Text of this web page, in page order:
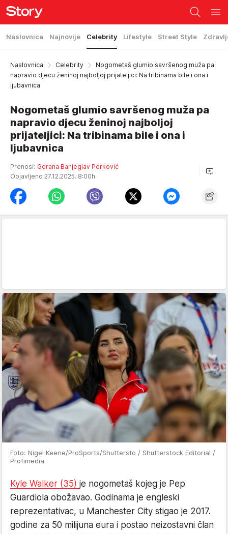
Naslovnica Najnovije Celebrity Lifestyle Street Style
Naslovnica Celebrity
Nogometaš glumio savršenog muža pa
napravio djecu ženinoj najboljoj prijateljici: Na tribinama bile i ona i
ljubavnica
Nogometaš glumio savršenog muža pa
napravio djecu ženinoj najboljoj
prijateljici: Na tribinama bile i ona i
ljubavnica
Prenosi: Gorana Banjeglav Perković
Objavljeno 27.12.2025. 8:00h
Foto: Nigel Keene/ProSports/Shuttersto / Shutterstock Editorial /
Profimedia
Kyle Walker (35) je nogometaš kojeg je Pep
Guardiola obožavao. Godinama je engleski
reprezentativac, u Manchester City stigao je 2017.
godine za 50 milijuna eura i postao neizostavni član